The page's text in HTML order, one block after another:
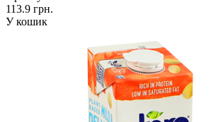
113.9 грн.
У кошик